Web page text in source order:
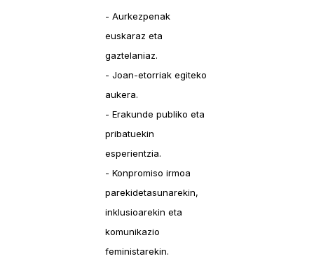
- Aurkezpenak
euskaraz eta
gaztelaniaz.
- Joan-etorriak egiteko
aukera.
- Erakunde publiko eta
pribatuekin
esperientzia.
- Konpromiso irmoa
parekidetasunarekin,
inklusioarekin eta
komunikazio
feministarekin.